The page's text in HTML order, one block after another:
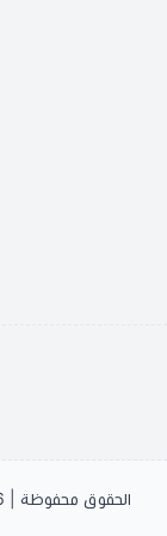
الحقوق محفوظة | 2026